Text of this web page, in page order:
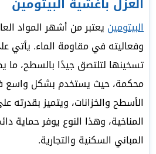
البيتومين يعتبر من أشهر المواد
وفعاليته في مقاومة الماء. يأتي
تسخينها لتلتصق جيدًا بالسطح، ما
محكمة، حيث يستخدم بشكل واسع
الأسطح والخزانات، ويتميز
المناخية، وهذا النوع يوفر حماية
المباني السكنية والتجارية.